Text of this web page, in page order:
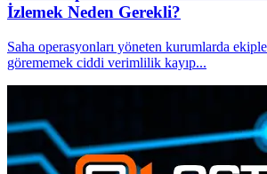
İzlemek Neden Gerekli?
Saha operasyonları yöneten kurumlarda
görememek ciddi verimlilik kayıp...